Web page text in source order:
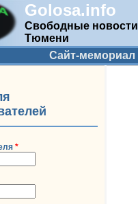
Golosa.info
Свободные новости
Тюмени
меню
Сайт-мемориал
*